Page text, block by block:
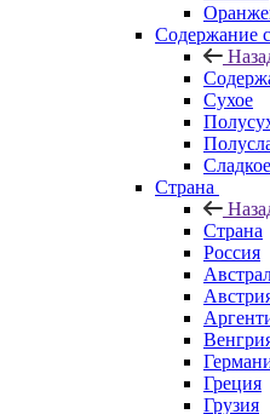
Содержание
Сухое
Сладкое
Страна
Страна
Россия
Греция
Грузия